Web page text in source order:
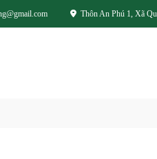
Thôn An Phú 1, Xã